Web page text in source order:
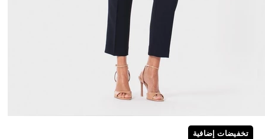
تخفيضات إضافية